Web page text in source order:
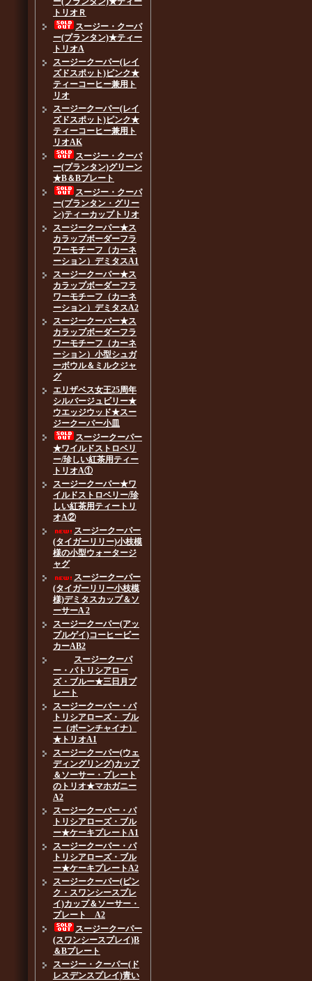
トリオＲ
スージー・クーパ
ー(プランタン)★ティー
トリオA
スージークーパー(レイ
ズドスポット)ピンク★
ティーコーヒー兼用ト
リオ
スージークーパー(レイ
ズドスポット)ピンク★
ティーコーヒー兼用ト
リオAK
スージー・クーパ
ー(プランタン)グリーン
★B＆Bプレート
スージー・クーパ
ー(プランタン・グリー
ン)ティーカップトリオ
スージークーパー★ス
カラップボーダーフラ
ワーモチーフ（カーネ
ーション）デミタスA1
スージークーパー★ス
カラップボーダーフラ
ワーモチーフ（カーネ
ーション）デミタスA2
スージークーパー★ス
カラップボーダーフラ
ワーモチーフ（カーネ
ーション）小型シュガ
ーボウル＆ミルクジャ
グ
エリザベス女王25周年
シルバージュビリー★
ウエッジウッド★スー
ジークーパー小皿
スージークーパー
★ワイルドストロベリ
ー/珍しい紅茶用ティー
トリオA①
スージークーパー★ワ
イルドストロベリー/珍
しい紅茶用ティートリ
オA②
スージークーパー
(タイガーリリー)小枝模
様の小型ウォータージ
ャグ
スージークーパー
(タイガーリリー小枝模
様)デミタスカップ＆ソ
ーサーA 2
スージークーパー(アッ
プルゲイ)コーヒービー
カーAB2
スージークーパ
ー・パトリシアロー
ズ・ブルー★三日月プ
レート
スージークーパー・パ
トリシアローズ・ ブル
ー（ボーンチャイナ）
★トリオA1
スージークーパー(ウェ
ディングリング)カップ
＆ソーサー・プレート
のトリオ★マホガニー
A2
スージークーパー・パ
トリシアローズ・ブル
ー★ケーキプレートA1
スージークーパー・パ
トリシアローズ・ブル
ー★ケーキプレートA2
スージークーパー(ピン
ク・スワンシースプレ
イ)カップ＆ソーサー・
プレート A2
スージークーパー
(スワンシースプレイ)B
＆Bプレート
スージー・クーパー(ド
レスデンスプレイ)青い